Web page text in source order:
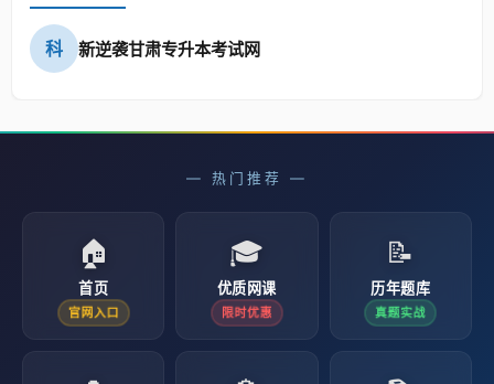
科 新逆袭甘肃专升本考试网
— 热门推荐 —
🏠
首页
官网入口
🎓
优质网课
限时优惠
📝
历年题库
真题实战